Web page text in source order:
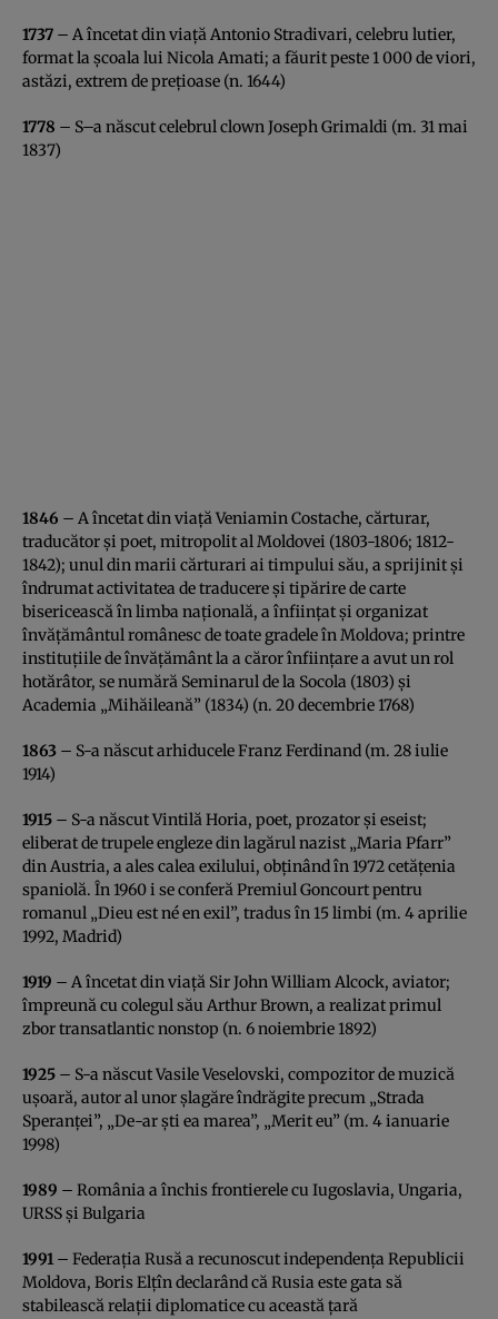
1737 – A încetat din viaţă Antonio Stradivari, celebru lutier,
format la şcoala lui Nicola Amati; a făurit peste 1 000 de viori,
astăzi, extrem de preţioase (n. 1644)
1778 – S–a născut celebrul clown Joseph Grimaldi (m. 31 mai
1837)
1846 – A încetat din viaţă Veniamin Costache, cărturar,
traducător şi poet, mitropolit al Moldovei (1803-1806; 1812-
1842); unul din marii cărturari ai timpului său, a sprijinit şi
îndrumat activitatea de traducere şi tipărire de carte
bisericească în limba naţională, a înfiinţat şi organizat
învăţământul românesc de toate gradele în Moldova; printre
instituţiile de învăţământ la a căror înfiinţare a avut un rol
hotărâtor, se numără Seminarul de la Socola (1803) şi
Academia „Mihăileană” (1834) (n. 20 decembrie 1768)
1863 – S-a născut arhiducele Franz Ferdinand (m. 28 iulie
1914)
1915 – S-a născut Vintilă Horia, poet, prozator şi eseist;
eliberat de trupele engleze din lagărul nazist „Maria Pfarr”
din Austria, a ales calea exilului, obţinând în 1972 cetăţenia
spaniolă. În 1960 i se conferă Premiul Goncourt pentru
romanul „Dieu est né en exil”, tradus în 15 limbi (m. 4 aprilie
1992, Madrid)
1919 – A încetat din viaţă Sir John William Alcock, aviator;
împreună cu colegul său Arthur Brown, a realizat primul
zbor transatlantic nonstop (n. 6 noiembrie 1892)
1925 – S-a născut Vasile Veselovski, compozitor de muzică
uşoară, autor al unor şlagăre îndrăgite precum „Strada
Speranţei”, „De-ar şti ea marea”, „Merit eu” (m. 4 ianuarie
1998)
1989 – România a închis frontierele cu Iugoslavia, Ungaria,
URSS şi Bulgaria
1991 – Federaţia Rusă a recunoscut independenţa Republicii
Moldova, Boris Elţîn declarând că Rusia este gata să
stabilească relaţii diplomatice cu această ţară